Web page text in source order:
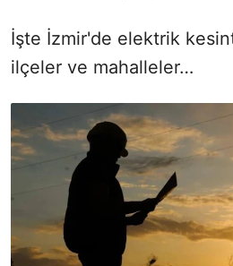
İşte İzmir'de elektrik
ilçeler ve mahalleler…